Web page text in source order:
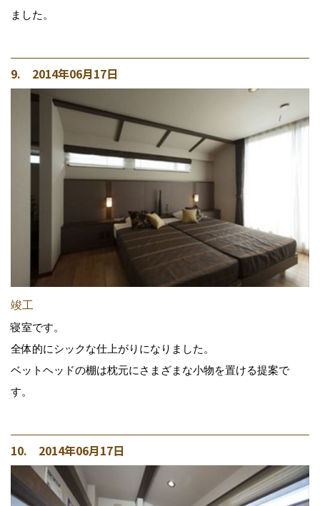
ました。
9. 2014年06月17日
竣工
寝室です。
全体的にシックな仕上がりになりました。
ベットヘッドの棚は枕元にさまざまな小物を置ける提案で
す。
10. 2014年06月17日